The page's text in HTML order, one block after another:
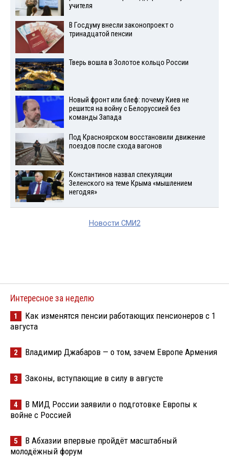
учителя
В Госдуму внесли законопроект о
тринадцатой пенсии
Тверь вошла в Золотое кольцо России
Новый фронт или блеф: почему Киев не
решится на войну с Белоруссией без
команды Запада
Под Красноярском восстановили движение
поездов после схода вагонов
Константинов назвал спекуляции
Зеленского на теме Крыма «мышлением
негодяя»
Новости СМИ2
Интересное за неделю
1
Как изменятся пенсии работающих пенсионеров с 1
августа
2 Владимир Джабаров — о том, зачем Европе Армения
3 Законы, вступающие в силу в августе
4
В МИД России заявили о подготовке Европы к
войне с Россией
5
В Абхазии впервые пройдёт масштабный
молодёжный форум